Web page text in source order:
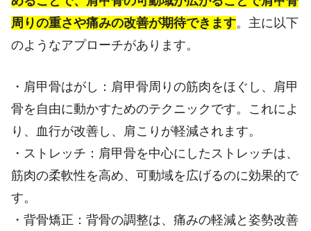
周りの重さや痛みの改善が期待できます。主に以下
のようなアプローチがあります。
・肩甲骨はがし：肩甲骨周りの筋肉をほぐし、肩甲
骨を自由に動かすためのテクニックです。これによ
り、血行が改善し、肩こりが軽減されます。
・ストレッチ：肩甲骨を中心にしたストレッチは、
筋肉の柔軟性を高め、可動域を広げるのに効果的で
す。
・背骨矯正：背骨の調整は、痛みの軽減と姿勢改善